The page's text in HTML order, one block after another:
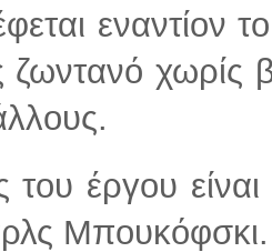
εναντίον
ζωντανό χωρίς
του έργου